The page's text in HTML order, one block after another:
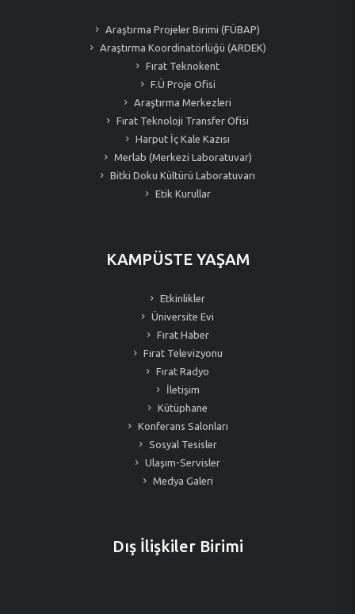
Araştırma Projeler Birimi (FÜBAP)
Araştırma Koordinatörlüğü (ARDEK)
Fırat Teknokent
F.Ü Proje Ofisi
Araştırma Merkezleri
Fırat Teknoloji Transfer Ofisi
Harput İç Kale Kazısı
Merlab (Merkezi Laboratuvar)
Bitki Doku Kültürü Laboratuvarı
Etik Kurullar
KAMPÜSTE YAŞAM
Etkinlikler
Üniversite Evi
Fırat Haber
Fırat Televizyonu
Fırat Radyo
İletişim
Kütüphane
Konferans Salonları
Sosyal Tesisler
Ulaşım-Servisler
Medya Galeri
Dış İlişkiler Birimi